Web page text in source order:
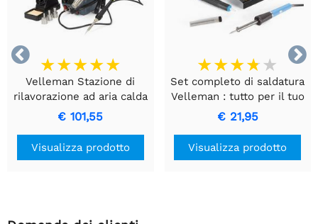


Velleman Stazione di
rilavorazione ad aria calda
smd 2 in 1
€ 101,55
Visualizza prodotto
Set completo di saldatura
Velleman : tutto per il tuo
primo progetto
€ 21,95
Visualizza prodotto